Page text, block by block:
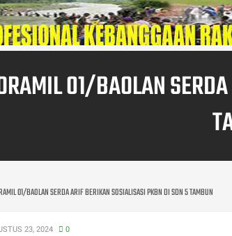
01/BAOLAN
01/BAOLAN SERDA ARIF BERIKAN SOSIALISASI PKBN DI SDN 5 TAMBUN
23, 2024 0